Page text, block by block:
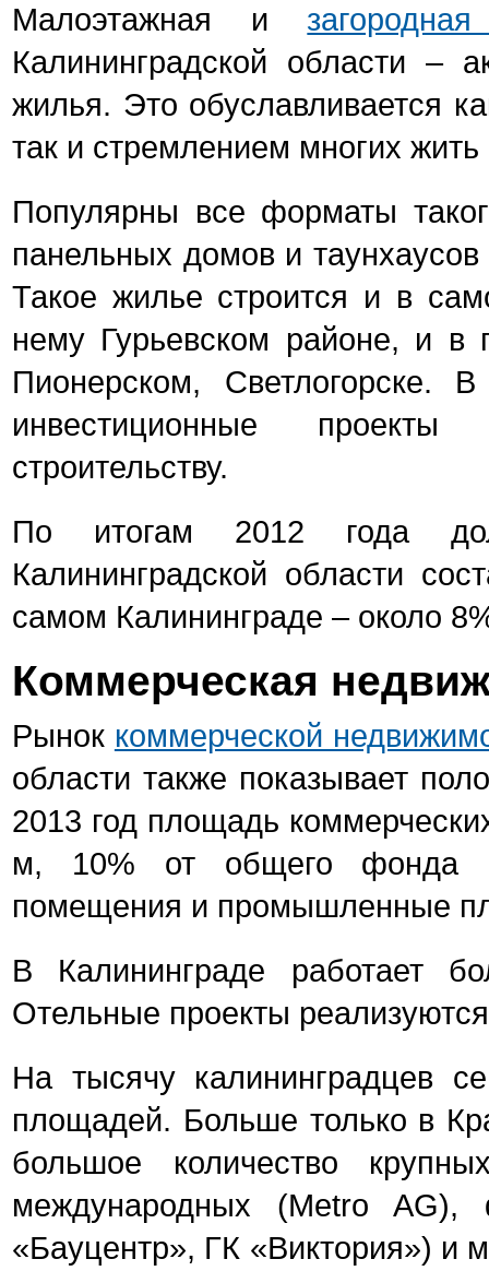
Малоэтажная и
Калининградской области –
жилья. Это обуславливается
так и стремлением многих
Популярны все форматы
панельных домов и
Такое жилье строится и в
нему Гурьевском районе, и в
Пионерском, Светлогорске.
инвестиционные
строительству.
По итогам 2012 года
Калининградской области
самом Калининграде – около
Коммерческая
Рынок коммерческой
области также показывает
2013 год площадь
м, 10% от общего фонда
помещения и промышленные
В Калининграде работает
Отельные проекты
На тысячу калининградцев
площадей. Больше только в
большое количество
международных (Metro AG),
«Бауцентр», ГК «Виктория») и